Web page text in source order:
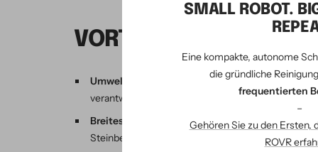
SMALL ROBOT.
Eine kompakte, autonome
die gründliche
frequentierten
–
Gehören Sie zu den Ersten,
ROVR
VORTEILE VON TANET
Umweltfreundlich & nachhaltig– respektiert
verantwortungsvolles Handeln gegenüber
Breites Anwendungsspektrum– geeignet für
Steinbelägen, Oberflächen, Textilien, Wänden und